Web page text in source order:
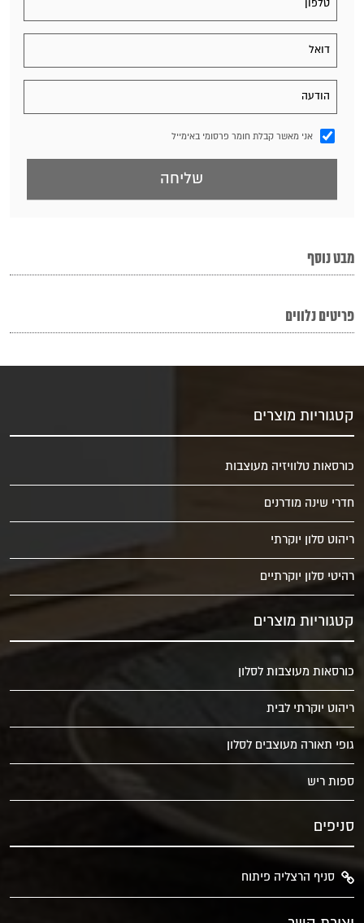
אני מאשר קבלת חומר פרסומי באימייל
מבט נוסף
פריטים נלווים
קטגוריות מוצרים
כורסאות טלוויזיה מעוצבות
חדרי שינה מודרנים
ריהוט סלון יוקרתי
רהיטי סלון יוקרתיים
קטגוריות מוצרים
כורסאות מעוצבות לסלון
ריהוט יוקרתי לבית
גופי תאורה מעוצבים לסלון
ספות ריש
סניפים
סניף הרצליה פיתוח